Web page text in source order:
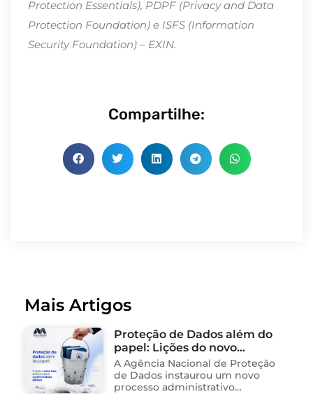
Protection Essentials), PDPF (Privacy and Data
Protection Foundation) e ISFS (Information
Security Foundation) – EXIN.
Compartilhe:
Mais Artigos
Proteção de Dados além do
papel: Lições do novo
processo sancionador da
ANPD
A Agência Nacional de Proteção
de Dados instaurou um novo
processo administrativo